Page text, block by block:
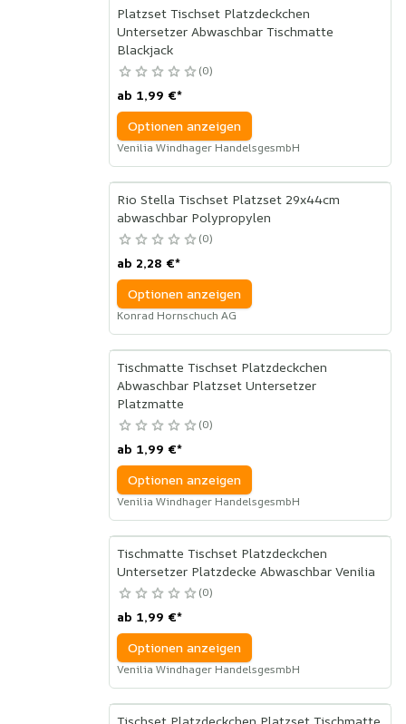
Platzset Tischset Platzdeckchen
Untersetzer Abwaschbar Tischmatte
Blackjack
0
ab 1,99 €*
Optionen anzeigen
Venilia Windhager HandelsgesmbH
Rio Stella Tischset Platzset 29x44cm
abwaschbar Polypropylen
0
ab 2,28 €*
Optionen anzeigen
Konrad Hornschuch AG
Tischmatte Tischset Platzdeckchen
Abwaschbar Platzset Untersetzer
Platzmatte
0
ab 1,99 €*
Optionen anzeigen
Venilia Windhager HandelsgesmbH
Tischmatte Tischset Platzdeckchen
Untersetzer Platzdecke Abwaschbar Venilia
0
ab 1,99 €*
Optionen anzeigen
Venilia Windhager HandelsgesmbH